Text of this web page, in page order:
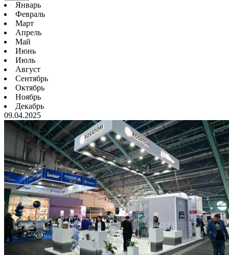
Январь
Февраль
Март
Апрель
Май
Июнь
Июль
Август
Сентябрь
Октябрь
Ноябрь
Декабрь
09.04.2025